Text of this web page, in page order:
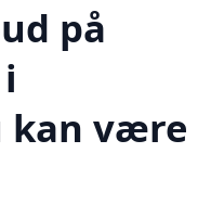
på
kan være